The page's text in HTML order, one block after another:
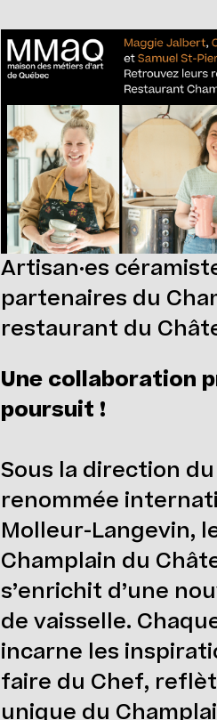
Artisan·es
partenaires du
restaurant du
Une collaboration
poursuit !
Sous la direction
renommée
Molleur-Langevin,
Champlain du
s’enrichit d’une
de vaisselle.
incarne les
faire du Chef,
unique du